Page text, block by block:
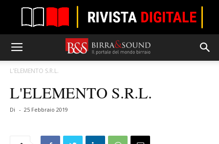
L'ELEMENTO S.R.L.
L'ELEMENTO S.R.L.
Di - 25 Febbraio 2019